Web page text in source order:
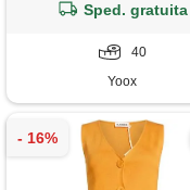
Sped. gratuita
40
Yoox